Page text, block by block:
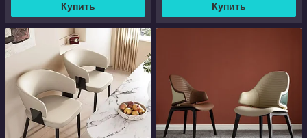
Купить Купить